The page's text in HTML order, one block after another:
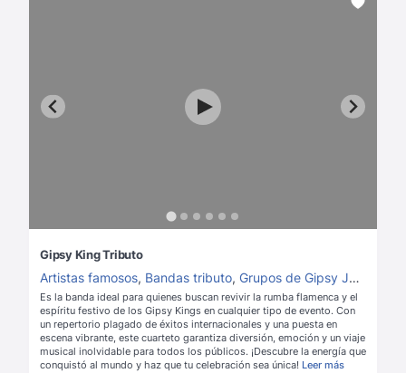
Gipsy King Tributo
Artistas famosos, Bandas tributo, Grupos de Gipsy Jazz
Es la banda ideal para quienes buscan revivir la rumba flamenca y el
espíritu festivo de los Gipsy Kings en cualquier tipo de evento. Con
un repertorio plagado de éxitos internacionales y una puesta en
escena vibrante, este cuarteto garantiza diversión, emoción y un viaje
musical inolvidable para todos los públicos. ¡Descubre la energía que
conquistó al mundo y haz que tu celebración sea única! Leer más